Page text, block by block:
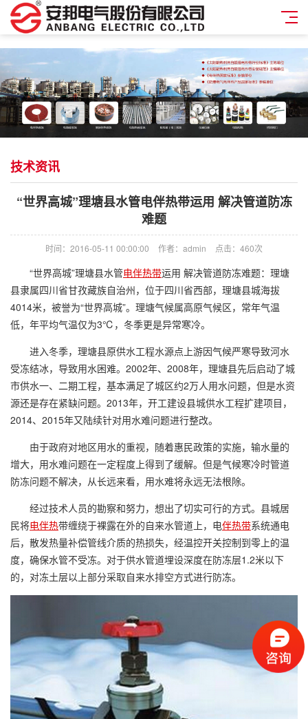
技术资讯
“世界高城”理塘县水管电伴热带运用 解决管道防冻
难题
时间：2016-05-11 00:00:00 作者：admin 点击： 460次
“世界高城”理塘县水管电伴热带运用 解决管道防冻难题： 理塘
县隶属四川省甘孜藏族自治州，位于四川省西部，理塘县城海拔
4014米，被誉为“世界高城”。理塘气候属高原气候区，常年气温
低，年平均气温仅为3℃，冬季更是异常寒冷。
进入冬季，理塘县原供水工程水源点上游因气候严寒导致河水
受冻结冰，导致用水困难。2002年、2008年，理塘县先后启动了城
市供水一、二期工程，基本满足了城区约2万人用水问题，但是水资
源还是存在紧缺问题。2013年，开工建设县城供水工程扩建项目，
2014、2015年又陆续针对用水难问题进行整改。
由于政府对地区用水的重视，随着惠民政策的实施，输水量的
增大，用水难问题在一定程度上得到了缓解。但是气候寒冷时管道
防冻问题不解决，从长远来看，用水难将永远无法根除。
经过技术人员的勘察和努力，想出了切实可行的方式。县城居
民将电伴热带缠绕于裸露在外的自来水管道上，电伴热带系统通电
后，散发热量补偿管线介质的热损失，经温控开关控制到零上的温
度，确保水管不受冻。对于供水管道埋设深度在防冻层1.2米以下
的，对冻土层以上部分采取自来水排空方式进行防冻。